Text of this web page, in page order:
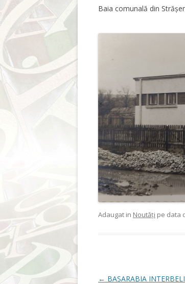
Baia comunală din
Adaugat in Noutăți pe data
Post navigation
← BASARABIA